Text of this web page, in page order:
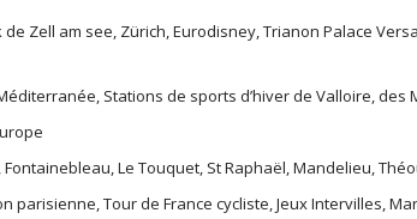
de Zell am see, Zürich, Eurodisney, Trianon Palace
Stations de sports d’hiver de Valloire, des
Le Touquet, St Raphaël, Mandelieu,
parisienne, Tour de France cycliste, Jeux Intervilles,